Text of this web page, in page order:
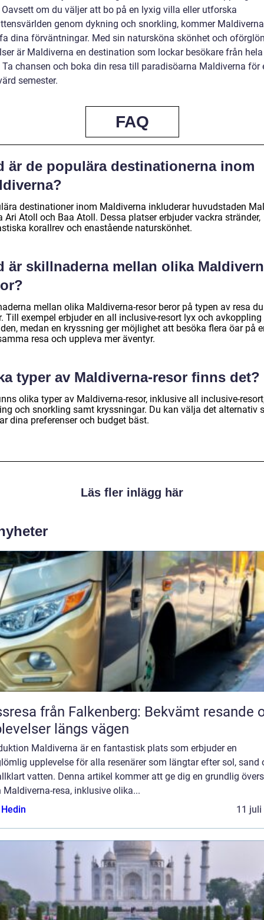
Oavsett om du väljer att bo på en lyxig villa eller utforska
genom dykning och snorkling, kommer
dina förväntningar. Med sin natursköna skönhet och
är Maldiverna en destination som lockar besökare från hela
Ta chansen och boka din resa till paradisöarna Maldiverna för
semester.
FAQ
är de populära destinationerna inom
destinationer inom Maldiverna inkluderar huvudstaden
Ari Atoll och Baa Atoll. Dessa platser erbjuder vackra stränder,
korallrev och enastående naturskönhet.
är skillnaderna mellan olika
mellan olika Maldiverna-resor beror på typen av resa du
Till exempel erbjuder en all inclusive-resort lyx och avkoppling
medan en kryssning ger möjlighet att besöka flera öar på
resa och uppleva mer äventyr.
typer av Maldiverna-resor finns det?
olika typer av Maldiverna-resor, inklusive all inclusive-
och snorkling samt kryssningar. Du kan välja det alternativ
dina preferenser och budget bäst.
Läs fler inlägg här
från Falkenberg: Bekvämt resande
längs vägen
Maldiverna är en fantastisk plats som erbjuder en
upplevelse för alla resenärer som längtar efter sol, sand
vatten. Denna artikel kommer att ge dig en grundlig
Maldiverna-resa, inklusive olika...
11 juli